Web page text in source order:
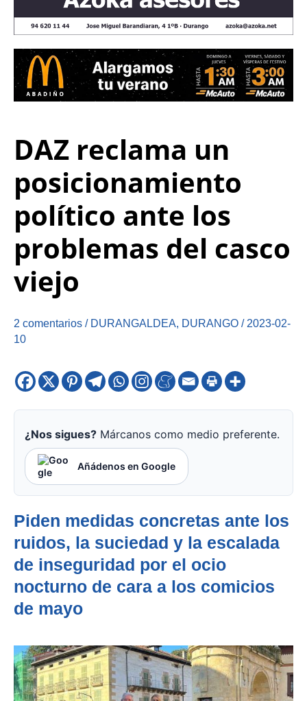
DAZ reclama un
posicionamiento
político ante los
problemas del casco
viejo
2 comentarios / DURANGALDEA, DURANGO / 2023-02-
10
¿Nos sigues? Márcanos como medio preferente.
Añádenos en Google
Piden medidas concretas ante los
ruidos, la suciedad y la escalada
de inseguridad por el ocio
nocturno de cara a los comicios
de mayo